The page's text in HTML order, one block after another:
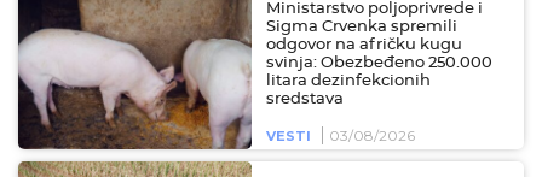
Ministarstvo poljoprivrede i
Sigma Crvenka spremili
odgovor na afričku kugu
svinja: Obezbeđeno 250.000
litara dezinfekcionih
sredstava
VESTI 03/08/2026